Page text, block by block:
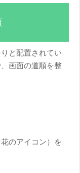
と配置されてい
画面の道順を整
のアイコン）を